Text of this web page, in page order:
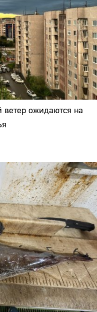
ожидаются на